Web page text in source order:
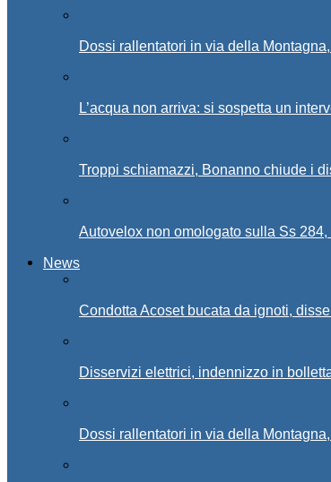
Dossi rallentatori in via della
L’acqua non arriva: si sospetta un
Troppi schiamazzi, Bonanno chiude i
Autovelox non omologato sulla Ss
News
Condotta Acoset bucata da ignoti,
Disservizi elettrici, indennizzo in
Dossi rallentatori in via della